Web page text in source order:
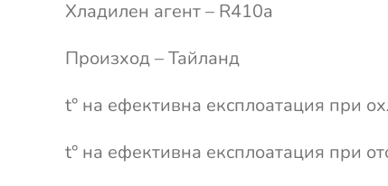
Хладилен агент – R410a
Произход – Тайланд
t° на ефективна експлоатация при
t° на ефективна експлоатация при